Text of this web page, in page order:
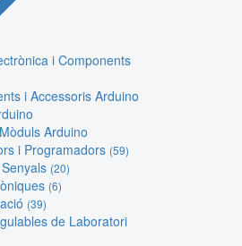
i Components
i Accessoris Arduino
Arduino
i Programadors (59)
(20)
(6)
(39)
de Laboratori